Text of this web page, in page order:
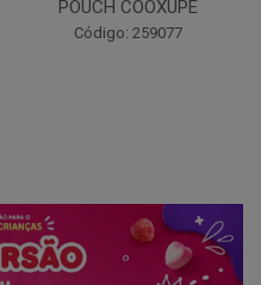
Código: 259094